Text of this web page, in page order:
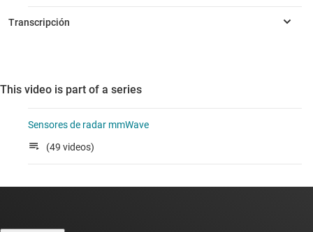
This video is part of a series
Sensores de radar mmWave
(49 videos)